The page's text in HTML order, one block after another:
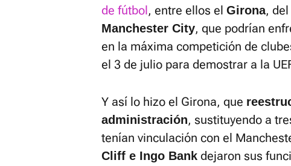
de fútbol, entre ellos el Girona,
Manchester City, que podrían
en la máxima competición de
el 3 de julio para demostrar a la
Y así lo hizo el Girona, que
administración, sustituyendo a
tenían vinculación con el
Cliff e Ingo Bank dejaron sus